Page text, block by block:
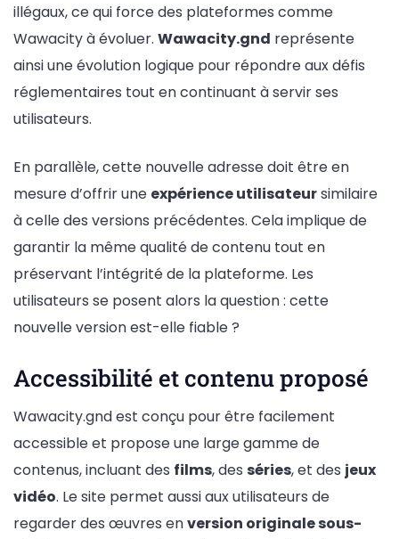
illégaux, ce qui force des plateformes comme
Wawacity à évoluer. Wawacity.gnd représente
ainsi une évolution logique pour répondre aux défis
réglementaires tout en continuant à servir ses
utilisateurs.
En parallèle, cette nouvelle adresse doit être en
mesure d’offrir une expérience utilisateursimilaire
à celle des versions précédentes. Cela implique de
garantir la même qualité de contenu tout en
préservant l’intégrité de la plateforme. Les
utilisateurs se posent alors la question : cette
nouvelle version est-elle fiable ?
Accessibilité et contenu proposé
Wawacity.gnd est conçu pour être facilement
accessible et propose une large gamme de
contenus, incluant des films, des séries, et des jeux
vidéo. Le site permet aussi aux utilisateurs de
regarder des œuvres enversion originale sous-